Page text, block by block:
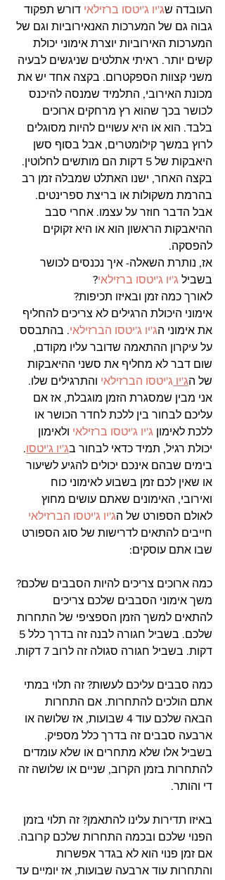
העובדה שג'יו ג'יטסו ברזילאי דורש תפקוד
גבוה גם של המערכות האנאירוביות וגם של
המערכות האירוביות יוצרת אימוני יכולת
קשים יותר. ראיתי אתלטים שניגשים לבעיה
משני קצוות הספקטרום. בקצה אחד יש את
מכונת האירובי, התלמיד שמנסה להיכנס
לכושר בכך שהוא רץ מרחקים ארוכים
בלבד. הוא או היא עשויים להיות מסוגלים
לרוץ במשך קילומטרים, אבל בסוף סשן
היאבקות של 5 דקות הם מותשים לחלוטין.
בקצה האחר, ישנו האתלט שמבלה זמן רב
בהרמת משקולות או בריצת ספרינטים.
אבל הדבר חוזר על עצמו. אחרי סבב
ההיאבקות הראשון הוא או היא זקוקים
להפסקה.
אז, נותרת השאלה- איך נכנסים לכושר
בשביל ג'יו ג'יטסו ברזילאי?
לאורך כמה זמן ובאיזו תכיפות?
אימוני היכולת הרגילים לא צריכים להחליף
את אימוני הג'יו ג'יטסו הברזילאי. בהתבסס
על עיקרון ההתאמה שדובר עליו מקודם,
שום דבר לא מחליף את סשני ההיאבקות
של הג'יו ג'יטסו הברזילאי והתרגילים שלו.
אני מבין שמסגרת הזמן מוגבלת, אז אם
עליכם לבחור בין ללכת לחדר הכושר או
ללכת לאימון ג'יו ג'יטסו ברזילאי ולאימון
יכולת רגיל, תמיד כדאי לבחור בג'יו ג'יטסו.
בימים שבהם אינכם יכולים להגיע לשיעור
או שאין לכם זמן בשבוע לאימוני כוח
ואירובי, האימונים שאתם עושים מחוץ
לאולם הספורט של הג'יו ג'יטסו הברזילאי
חייבים להתאים לדרישות של סוג הספורט
שבו אתם עוסקים:
כמה ארוכים צריכים להיות הסבבים שלכם?
משך אימוני הסבבים שלכם צריכים
להתאים למשך הזמן הספציפי של התחרות
דקות. בשביל חגורה סגולה זה לרוב 7 דקות.
כמה סבבים עליכם לעשות? זה תלוי במתי
אתם הולכים להתחרות. אם התחרות
הבאה שלכם עוד 4 שבועות, אז שלושה או
ארבעה סבבים זה בדרך כלל מספיק.
בשביל אלו שלא מתחרים או שלא עומדים
להתחרות בזמן הקרוב, שניים או שלושה זה
די והותר.
באיזו תדירות עלינו להתאמן? זה תלוי בזמן
הפנוי שלכם ובכמה התחרות שלכם קרובה.
אם זמן פנוי הוא לא בגדר אפשרות
והתחרות עוד ארבעה שבועות, אז יומיים עד